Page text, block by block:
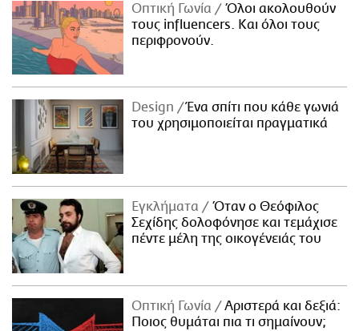
Οπτική Γωνία
Όλοι ακολουθούν
τους influencers. Και όλοι τους
περιφρονούν.
Design
Ένα σπίτι που κάθε γωνιά
του χρησιμοποιείται πραγματικά
Εγκλήματα
Όταν ο Θεόφιλος
Σεχίδης δολοφόνησε και τεμάχισε
πέντε μέλη της οικογένειάς του
Οπτική Γωνία
Αριστερά και δεξιά:
Ποιος θυμάται πια τι σημαίνουν;